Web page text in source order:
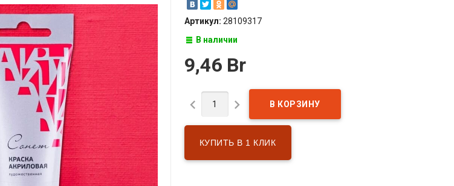
Артикул: 28109317
В наличии
9,46 Br
 
КУПИТЬ В 1 КЛИК